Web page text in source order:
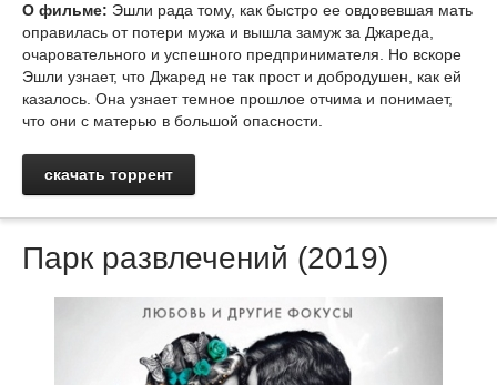
О фильме: Эшли рада тому, как быстро ее овдовевшая мать
оправилась от потери мужа и вышла замуж за Джареда,
очаровательного и успешного предпринимателя. Но вскоре
Эшли узнает, что Джаред не так прост и добродушен, как ей
казалось. Она узнает темное прошлое отчима и понимает,
что они с матерью в большой опасности.
скачать торрент
Парк развлечений (2019)